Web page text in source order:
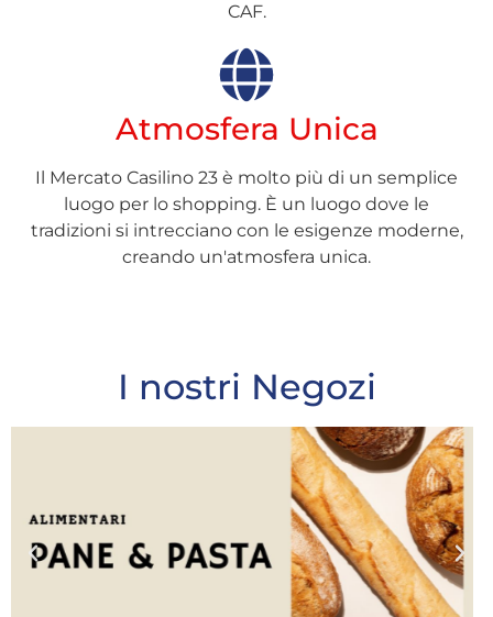
CAF.
Atmosfera Unica
Il Mercato Casilino 23 è molto più di un semplice
luogo per lo shopping. È un luogo dove le
tradizioni si intrecciano con le esigenze moderne,
creando un'atmosfera unica.
I nostri Negozi